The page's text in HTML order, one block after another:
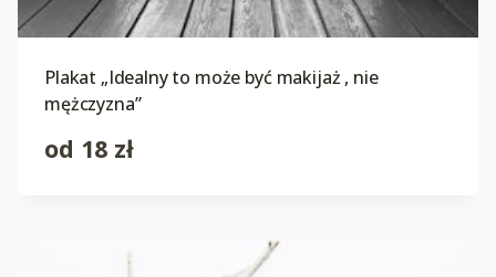
Plakat „Idealny to może być makijaż , nie
mężczyzna”
od 18 zł